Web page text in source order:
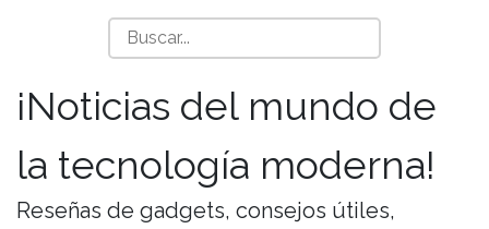
¡Noticias del mundo de
la tecnología moderna!
Reseñas de gadgets, consejos útiles,